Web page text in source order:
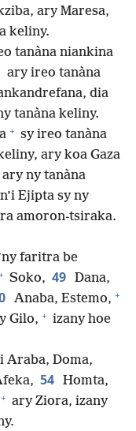
ary Maresa,
keliny.
tanàna niankina
ary ireo tanàna
dia
tanàna keliny.
+ sy ireo tanàna
ary koa Gaza
ny tanàna
Ejipta sy ny
amoron-tsiraka.
faritra be
Soko, 49 Dana,
Anaba, Estemo, +
Gilo, + izany hoe
Araba, Doma,
54 Homta,
+ ary Ziora, izany